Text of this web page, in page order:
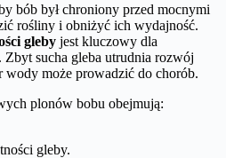
bób był chroniony przed mocnymi
rośliny i obniżyć ich wydajność.
gleby jest kluczowy dla
sucha gleba utrudnia rozwój
wody może prowadzić do chorób.
plonów bobu obejmują:
gleby.